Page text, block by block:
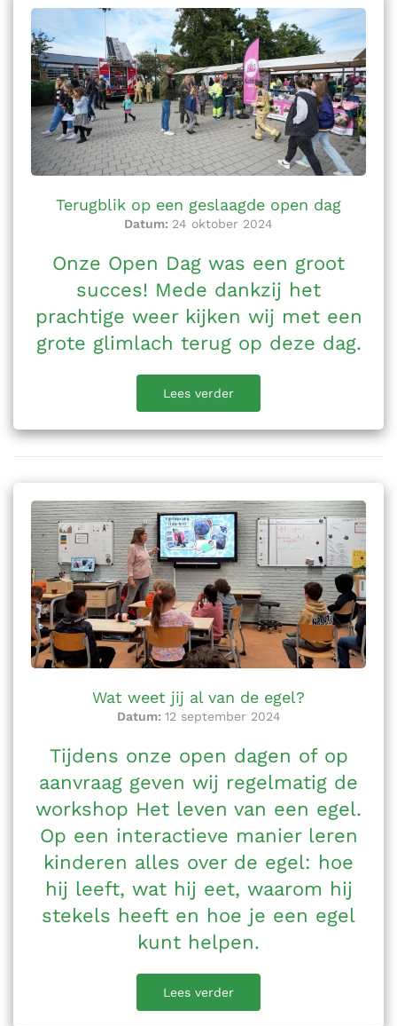
Terugblik op een geslaagde open dag
Datum: 24 oktober 2024
Onze Open Dag was een groot
succes! Mede dankzij het
prachtige weer kijken wij met een
grote glimlach terug op deze dag.
Lees verder
Wat weet jij al van de egel?
Datum: 12 september 2024
Tijdens onze open dagen of op
aanvraag geven wij regelmatig de
workshop Het leven van een egel.
Op een interactieve manier leren
kinderen alles over de egel: hoe
hij leeft, wat hij eet, waarom hij
stekels heeft en hoe je een egel
kunt helpen.
Lees verder